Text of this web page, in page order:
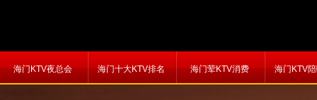
海门KTV夜总会 海门十大KTV排名 海门荤KTV消费 海门KTV